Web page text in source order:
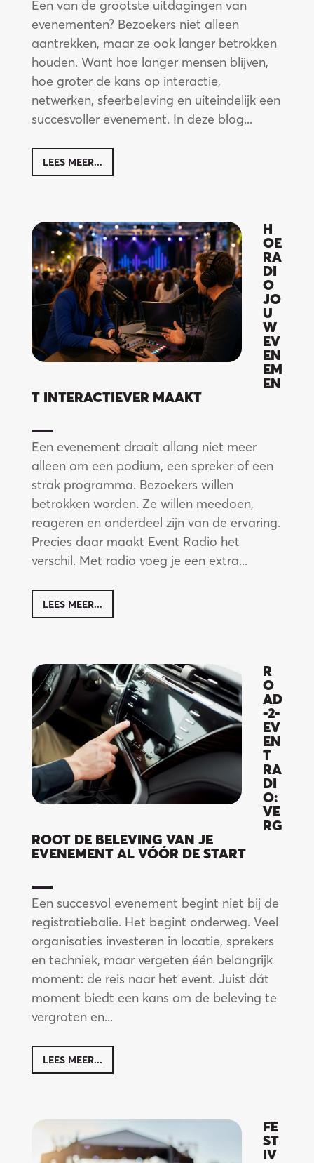
Een van de grootste uitdagingen van
evenementen? Bezoekers niet alleen
aantrekken, maar ze ook langer betrokken
houden. Want hoe langer mensen blijven,
hoe groter de kans op interactie,
netwerken, sfeerbeleving en uiteindelijk een
succesvoller evenement. In deze blog...
LEES MEER...
H
OE
RA
DI
O
JO
U
W
EV
EN
EM
EN
T INTERACTIEVER MAAKT
Een evenement draait allang niet meer
alleen om een podium, een spreker of een
strak programma. Bezoekers willen
betrokken worden. Ze willen meedoen,
reageren en onderdeel zijn van de ervaring.
Precies daar maakt Event Radio het
verschil. Met radio voeg je een extra...
LEES MEER...
R
O
AD
-2-
EV
EN
T
RA
DI
O:
VE
RG
ROOT DE BELEVING VAN JE
EVENEMENT AL VÓÓR DE START
Een succesvol evenement begint niet bij de
registratiebalie. Het begint onderweg. Veel
organisaties investeren in locatie, sprekers
en techniek, maar vergeten één belangrijk
moment: de reis naar het event. Juist dát
moment biedt een kans om de beleving te
vergroten en...
LEES MEER...
FE
ST
IV